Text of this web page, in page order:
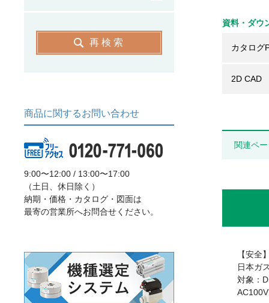
資料・ダウ
カタログ
2D CAD
関連ペ
【安全
日本ガ
対象：
再検索
商品に関するお問い合わせ
9:00〜12:00 / 13:00〜17:00
（土日、休日除く）
納期・価格・カタログ・図面は
最寄の営業所へお問合せください。